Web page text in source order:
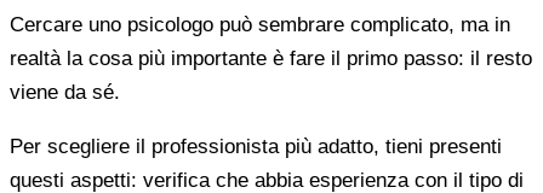
Cercare uno psicologo può sembrare complicato, ma in
realtà la cosa più importante è fare il primo passo: il resto
viene da sé.
Per scegliere il professionista più adatto, tieni presenti
questi aspetti: verifica che abbia esperienza con il tipo di